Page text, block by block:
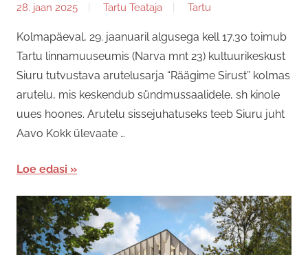
28. jaan 2025 Tartu Teataja Tartu
Kolmapäeval, 29. jaanuaril algusega kell 17.30 toimub
Tartu linnamuuseumis (Narva mnt 23) kultuurikeskust
Siuru tutvustava arutelusarja “Räägime Sirust” kolmas
arutelu, mis keskendub sündmussaalidele, sh kinole
uues hoones. Arutelu sissejuhatuseks teeb Siuru juht
Aavo Kokk ülevaate …
Loe edasi